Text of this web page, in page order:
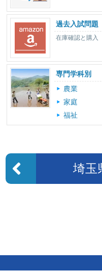
過去入試問題
在庫確認と購入
専門学科別
農業
家庭
福祉
埼玉